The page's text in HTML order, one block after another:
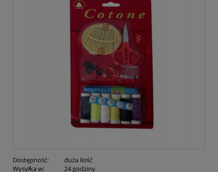
Dostępność:
duża ilość
Wysyłka w:
24 godziny